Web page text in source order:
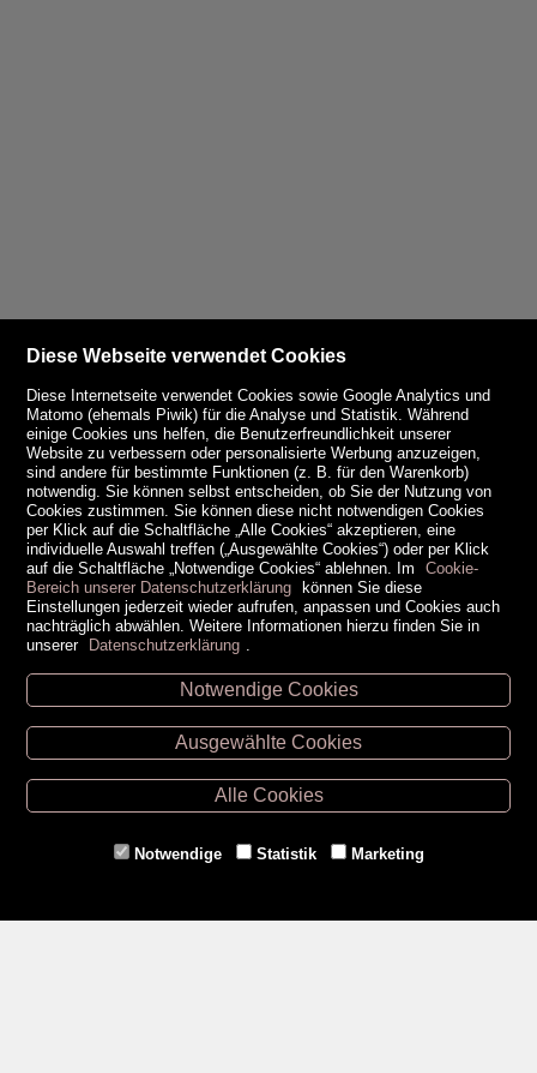
Unsere Öffnungszeiten
Retz -02942/20433
Hollabrunn -02952/30057
Eggenburg -02984/3836
Gmünd -
Diese Webseite verwendet Cookies
Diese Internetseite verwendet Cookies sowie Google Analytics und
Matomo (ehemals Piwik) für die Analyse und Statistik. Während
einige Cookies uns helfen, die Benutzerfreundlichkeit unserer
Website zu verbessern oder personalisierte Werbung anzuzeigen,
sind andere für bestimmte Funktionen (z. B. für den Warenkorb)
notwendig. Sie können selbst entscheiden, ob Sie der Nutzung von
Cookies zustimmen. Sie können diese nicht notwendigen Cookies
per Klick auf die Schaltfläche „Alle Cookies“ akzeptieren, eine
individuelle Auswahl treffen („Ausgewählte Cookies“) oder per Klick
auf die Schaltfläche „Notwendige Cookies“ ablehnen. Im
Cookie-
Bereich unserer Datenschutzerklärung können Sie diese
Einstellungen jederzeit wieder aufrufen, anpassen und Cookies auch
nachträglich abwählen. Weitere Informationen hierzu finden Sie in
unserer Datenschutzerklärung
Notwendige Cookies
Ausgewählte Cookies
Alle Cookies
Notwendige Statistik Marketing